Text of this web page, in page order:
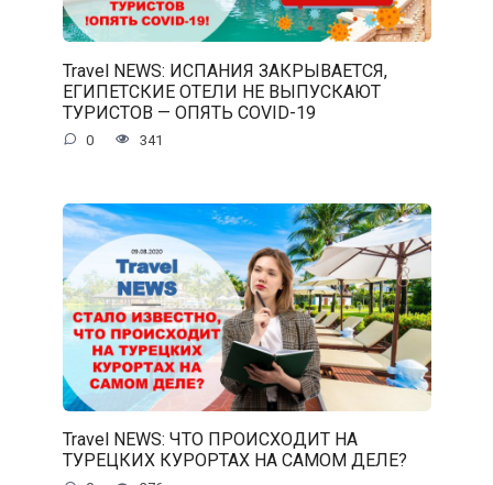
Travel NEWS: ИСПАНИЯ ЗАКРЫВАЕТСЯ,
ЕГИПЕТСКИЕ ОТЕЛИ НЕ ВЫПУСКАЮТ
ТУРИСТОВ — ОПЯТЬ COVID-19
0 341
Travel NEWS: ЧТО ПРОИСХОДИТ НА
ТУРЕЦКИХ КУРОРТАХ НА САМОМ ДЕЛЕ?